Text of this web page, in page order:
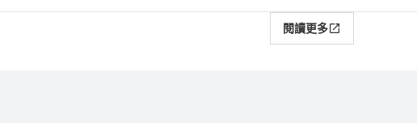
閱讀更多